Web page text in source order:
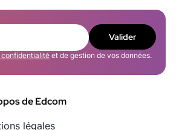
Valider
confidentialité et de gestion de vos données.
de Edcom
légales